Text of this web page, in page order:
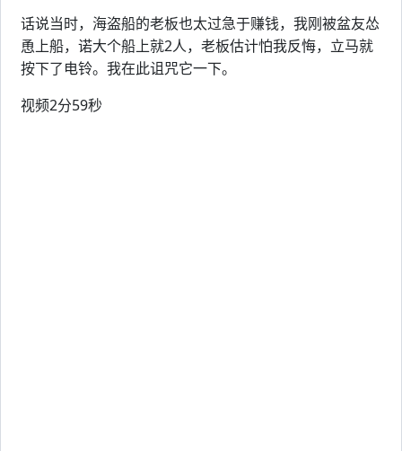
话说当时，海盗船的老板也太过急于赚钱，我刚被盆友怂
恿上船，诺大个船上就2人，老板估计怕我反悔，立马就
按下了电铃。我在此诅咒它一下。
视频2分59秒